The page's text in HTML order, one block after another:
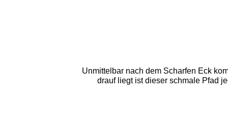
Unmittelbar nach dem Scharfen Eck
drauf liegt ist dieser schmale Pfad